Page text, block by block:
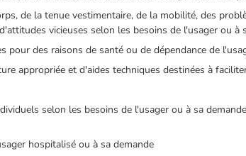
de la tenue vestimentaire, de la mobilité, des
vicieuses selon les besoins de l'usager ou à
des raisons de santé ou de dépendance de
appropriée et d'aides techniques destinées à
selon les besoins de l'usager ou à sa
hospitalisé ou à sa demande